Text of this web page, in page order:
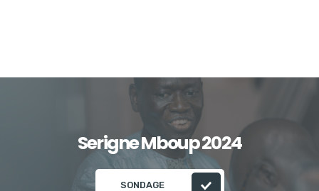
Serigne Mboup 2024
SONDAGE